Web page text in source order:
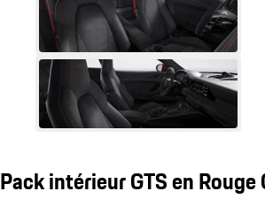
Pack intérieur GTS en Rouge